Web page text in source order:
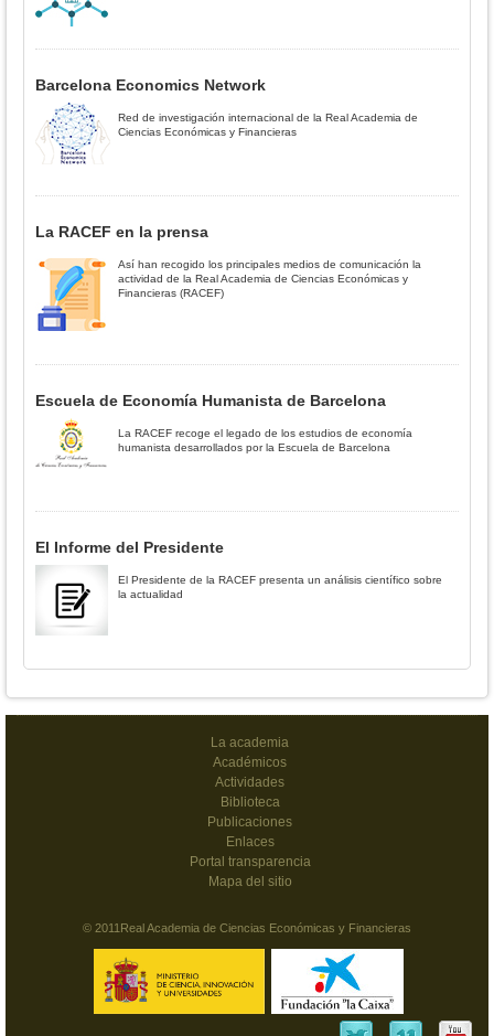
Barcelona Economics Network
Red de investigación internacional de la Real Academia de
Ciencias Económicas y Financieras
La RACEF en la prensa
Así han recogido los principales medios de comunicación la
actividad de la Real Academia de Ciencias Económicas y
Financieras (RACEF)
Escuela de Economía Humanista de Barcelona
La RACEF recoge el legado de los estudios de economía
humanista desarrollados por la Escuela de Barcelona
El Informe del Presidente
El Presidente de la RACEF presenta un análisis científico sobre
la actualidad
La academia
Académicos
Actividades
Biblioteca
Publicaciones
Enlaces
Portal transparencia
Mapa del sitio
© 2011Real Academia de Ciencias Económicas y Financieras